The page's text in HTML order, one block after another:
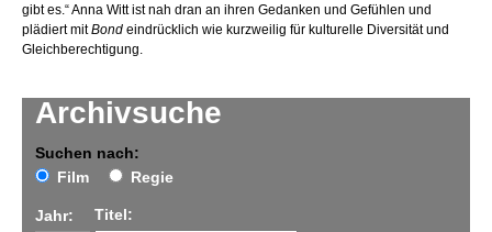
Archivsuche
Suchen nach:
Film
Regie
Jahr: Titel:
gibt es.“ Anna Witt ist nah dran an ihren Gedanken und Gefühlen und
plädiert mitBond eindrücklich wie kurzweilig für kulturelle Diversität und
Gleichberechtigung.